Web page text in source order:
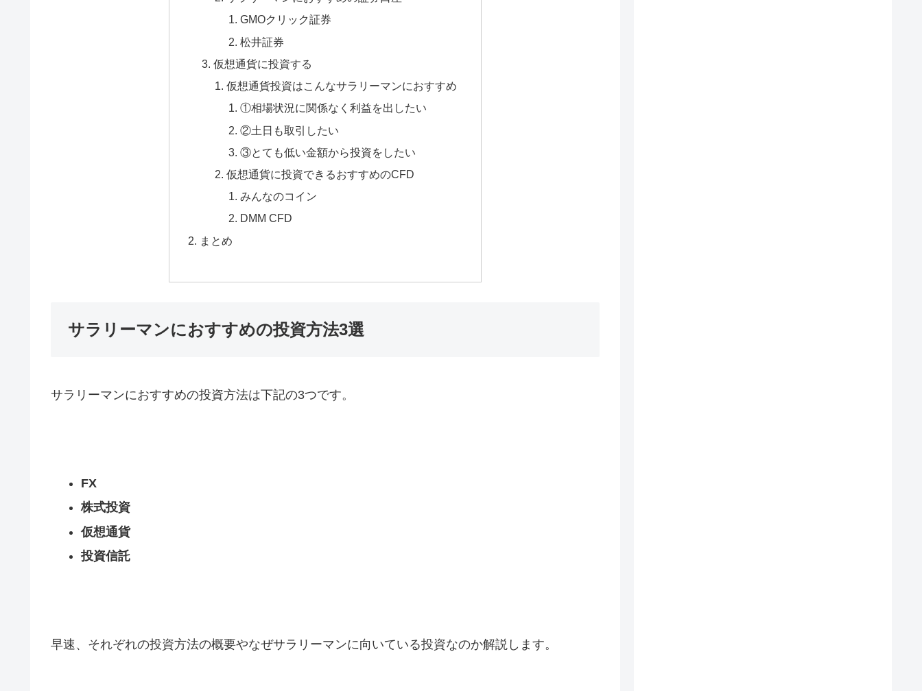
GMOクリック証券
松井証券
仮想通貨に投資する
仮想通貨投資はこんなサラリーマンにおすすめ
①相場状況に関係なく利益を出したい
②土日も取引したい
③とても低い金額から投資をしたい
仮想通貨に投資できるおすすめのCFD
みんなのコイン
DMM CFD
まとめ
サラリーマンにおすすめの投資方法3選
サラリーマンにおすすめの投資方法は下記の3つです。
FX
株式投資
仮想通貨
投資信託
早速、それぞれの投資方法の概要やなぜサラリーマンに向いている投資なのか解説します。